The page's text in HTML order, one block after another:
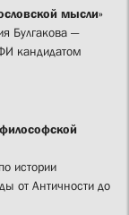
мысли»
Булгакова —
кандидатом
истории
от Античности до